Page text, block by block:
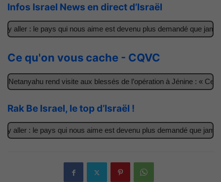
Infos Israel News en direct d’Israël
aller : le pays qui nous aime est devenu plus demandé que jamais
Ce qu'on vous cache - CQVC
rend visite aux blessés de l’opération à Jénine : « Ces
Rak Be Israel, le top d’Israël !
aller : le pays qui nous aime est devenu plus demandé que jamais